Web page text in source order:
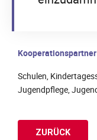
Kooperationspartner
Schulen,
Jugendpflege,
ZURÜCK